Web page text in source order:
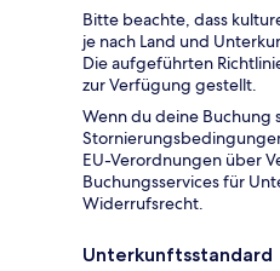
Bitte beachte, dass
je nach Land und
Die aufgeführten
zur Verfügung gestellt.
Wenn du deine Buchung
EU-Verordnungen über
Buchungsservices für
Widerrufsrecht.
Unterkunftsstandard